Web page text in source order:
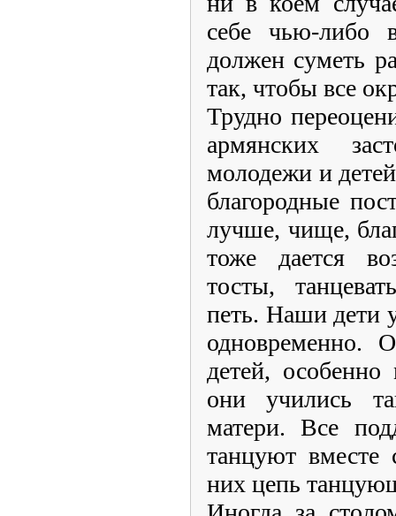
себе чью-либо
должен суметь
так, чтобы все
Трудно
армянских
молодежи и
благородные
лучше, чище,
тоже дается
тосты,
петь. Наши дети
одновременно.
детей, особенно
они учились
матери. Все
танцуют вместе
них цепь